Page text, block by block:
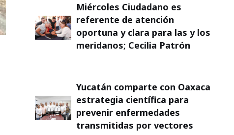
Miércoles Ciudadano es
referente de atención
oportuna y clara para las y los
meridanos; Cecilia Patrón
Yucatán comparte con Oaxaca
estrategia científica para
prevenir enfermedades
transmitidas por vectores